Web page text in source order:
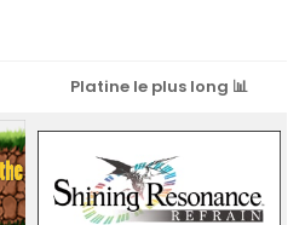
Platine le plus long 📊